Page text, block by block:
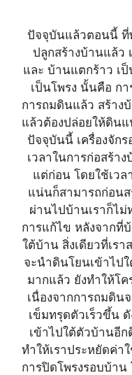
ปัจจุบันแล้วตอนนี้ ที่
ปลูกสร้างบ้านแล้ว
และ บ้านแตกร้าว เ
เป็นโพรง นั้นคือ ก
การถมดินแล้ว สร้าง
แล้วต้องปล่อยให้ดิน
ปัจจุบันนี้ เครื่องจัก
เวลาในการก่อสร้า
แต่ก่อน โดยใช้เว
แน่นก็สามารถก่อน
ผ่านไปบ้านเราก็ไ
การแก้ไข หลังจากที่
ใต้บ้าน สิ่งเดียวที่เร
จะนำดินโยนเข้าไป
มากแล้ว ยังทำให้โ
เนื่องจากการถมดิน
เข็มทรุดตัวเร็วขึ้น
เข้าไปใต้ตัวบ้านอีก
ทำให้เราประหยัดค่
การปิดโพรงรอบบ้า